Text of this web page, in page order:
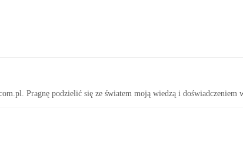
Pragnę podzielić się ze światem moją wiedzą i